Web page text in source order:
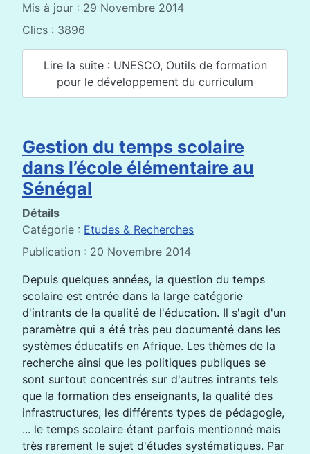
Mis à jour : 29 Novembre 2014
Clics : 3896
Lire la suite : UNESCO, Outils de formation
pour le développement du curriculum
Gestion du temps scolaire
dans l’école élémentaire au
Sénégal
Détails
Catégorie : Etudes & Recherches
Publication : 20 Novembre 2014
Depuis quelques années, la question du temps
scolaire est entrée dans la large catégorie
d'intrants de la qualité de l'éducation. Il s'agit d'un
paramètre qui a été très peu documenté dans les
systèmes éducatifs en Afrique. Les thèmes de la
recherche ainsi que les politiques publiques se
sont surtout concentrés sur d'autres intrants tels
que la formation des enseignants, la qualité des
infrastructures, les différents types de pédagogie,
... le temps scolaire étant parfois mentionné mais
très rarement le sujet d'études systématiques. Par